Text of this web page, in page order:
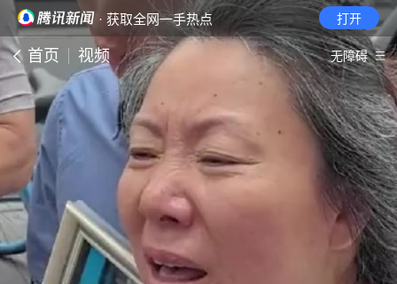
· 获取全网一手热点 打开
首页 视频 无障碍